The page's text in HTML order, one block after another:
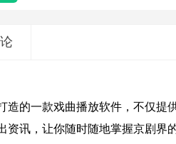
造的一款戏曲播放软件，不仅提
讯，让你随时随地掌握京剧界